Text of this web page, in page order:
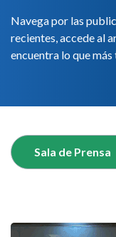
Navega por las
recientes, accede al
encuentra lo que
Sala de Prensa